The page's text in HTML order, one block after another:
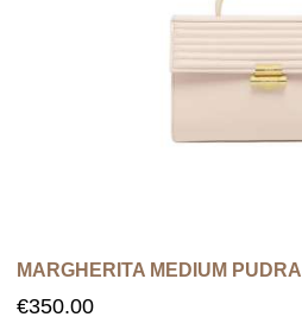
MARGHERITA MEDIUM PUDRA
€350.00